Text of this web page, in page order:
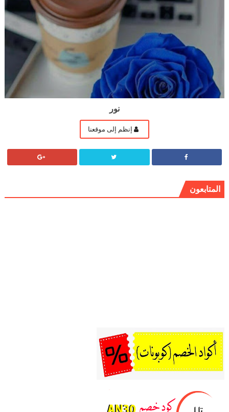
نور
إنظم إلى موقعنا
المتابعون